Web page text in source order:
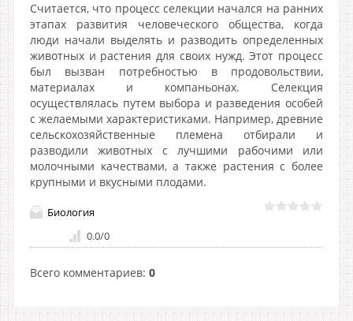
Считается, что процесс селекции начался на ранних
этапах развития человеческого общества, когда
люди начали выделять и разводить определенных
животных и растения для своих нужд. Этот процесс
был вызван потребностью в продовольствии,
материалах и компаньонах. Селекция
осуществлялась путем выбора и разведения особей
с желаемыми характеристиками. Например, древние
сельскохозяйственные племена отбирали и
разводили животных с лучшими рабочими или
молочными качествами, а также растения с более
крупными и вкусными плодами.
Биология
0.0/0
Всего комментариев: 0